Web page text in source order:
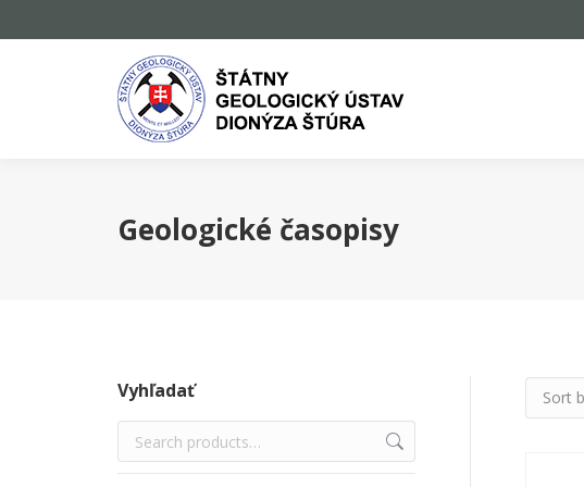
Geologické časopisy
Vyhľadať